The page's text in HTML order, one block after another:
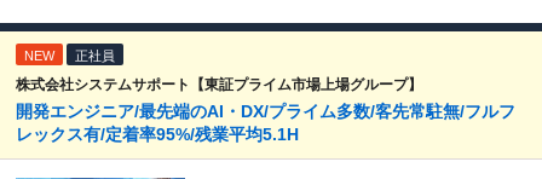
NEW 正社員
株式会社システムサポート【東証プライム市場上場グループ】
開発エンジニア/最先端のAI・DX/プライム多数/客先常駐無/フルフ
レックス有/定着率95%/残業平均5.1H